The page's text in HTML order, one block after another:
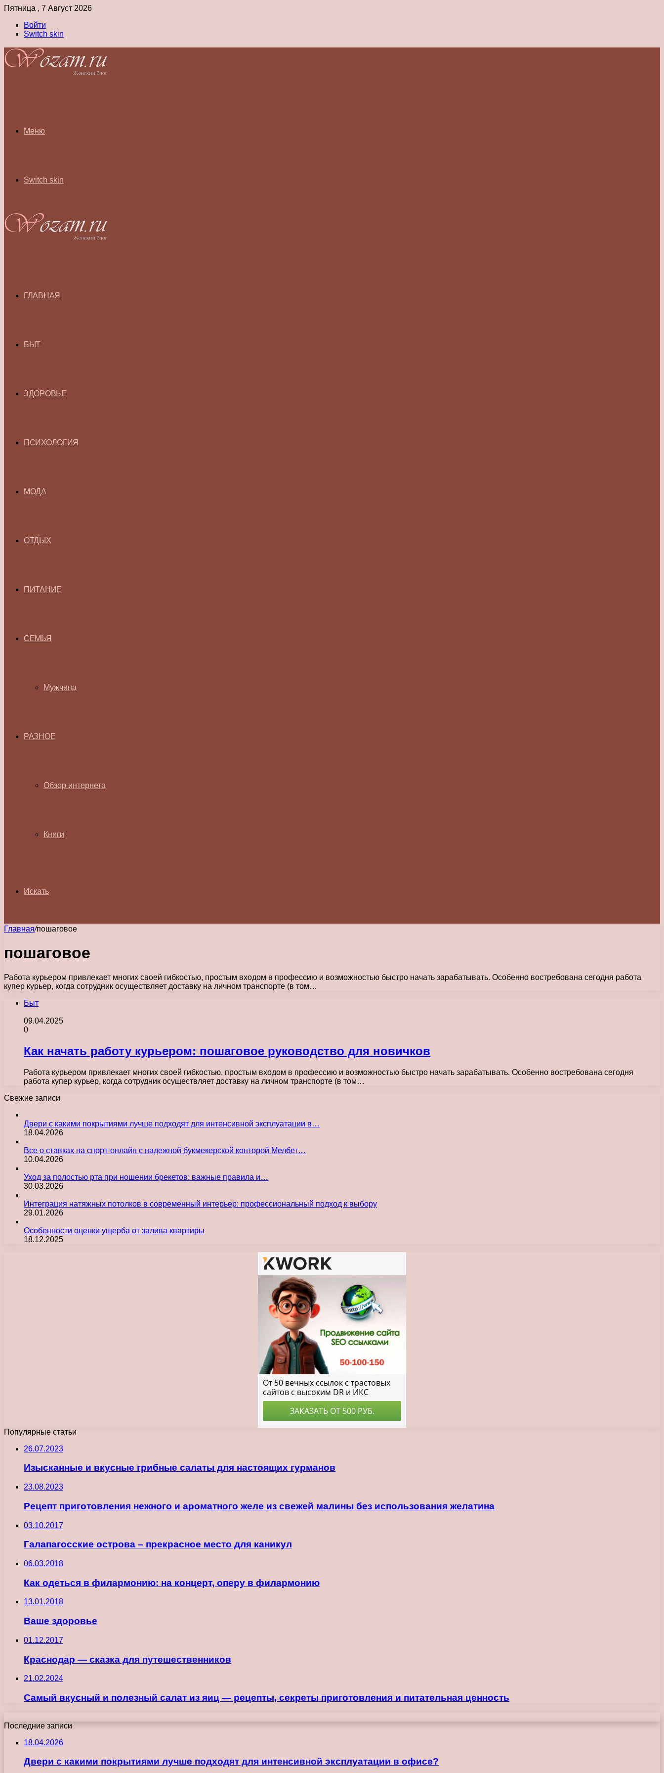
Пятница , 7 Август 2026
Войти
Switch skin
Меню
Switch skin
ГЛАВНАЯ
БЫТ
ЗДОРОВЬЕ
ПСИХОЛОГИЯ
МОДА
ОТДЫХ
ПИТАНИЕ
СЕМЬЯ
Мужчина
РАЗНОЕ
Обзор интернета
Книги
Искать
Главная/пошаговое
пошаговое
Работа курьером привлекает многих своей гибкостью, простым входом в профессию и возможностью быстро начать зарабатывать. Особенно востребована сегодня работа
купер курьер, когда сотрудник осуществляет доставку на личном транспорте (в том…
Быт
09.04.2025
0
Как начать работу курьером: пошаговое руководство для новичков
Работа курьером привлекает многих своей гибкостью, простым входом в профессию и возможностью быстро начать зарабатывать. Особенно востребована сегодня
работа купер курьер, когда сотрудник осуществляет доставку на личном транспорте (в том…
Свежие записи
Двери с какими покрытиями лучше подходят для интенсивной эксплуатации в…
18.04.2026
Все о ставках на спорт-онлайн с надежной букмекерской конторой Мелбет…
10.04.2026
Уход за полостью рта при ношении брекетов: важные правила и…
30.03.2026
Интеграция натяжных потолков в современный интерьер: профессиональный подход к выбору
29.01.2026
Особенности оценки ущерба от залива квартиры
18.12.2025
Популярные статьи
26.07.2023
Изысканные и вкусные грибные салаты для настоящих гурманов
23.08.2023
Рецепт приготовления нежного и ароматного желе из свежей малины без использования желатина
03.10.2017
Галапагосские острова – прекрасное место для каникул
06.03.2018
Как одеться в филармонию: на концерт, оперу в филармонию
13.01.2018
Ваше здоровье
01.12.2017
Краснодар — сказка для путешественников
21.02.2024
Самый вкусный и полезный салат из яиц — рецепты, секреты приготовления и питательная ценность
Последние записи
18.04.2026
Двери с какими покрытиями лучше подходят для интенсивной эксплуатации в офисе?